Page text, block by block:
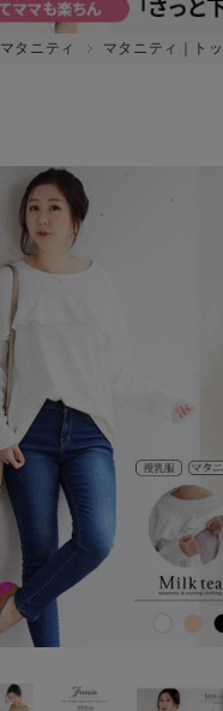
マタニティ マタニティ｜ト